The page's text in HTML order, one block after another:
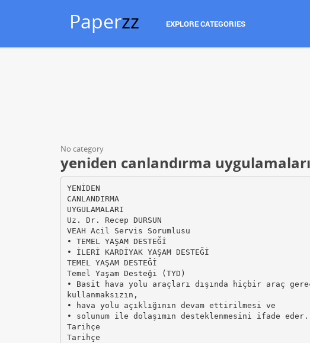
Paperzz EXPLORE CATEGORIES
No category
yeniden canlandırma uygulamaları
YENİDEN
CANLANDIRMA
UYGULAMALARI
Uz. Dr. Recep DURSUN
VEAH Acil Servis Sorumlusu
• TEMEL YAŞAM DESTEĞİ
• İLERİ KARDİYAK YAŞAM DESTEĞİ
TEMEL YAŞAM DESTEĞİ
Temel Yaşam Desteği (TYD)
• Basit hava yolu araçları dışında hiçbir araç
kullanmaksızın,
• hava yolu açıklığının devam ettirilmesi ve
• solunum ile dolaşımın desteklenmesini ifade eder.
Tarihçe
Tarihçe